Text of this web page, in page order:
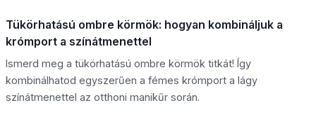
Tükörhatású ombre körmök: hogyan kombináljuk a
krómport a színátmenettel
Ismerd meg a tükörhatású ombre körmök titkát! Így
kombinálhatod egyszerűen a fémes krómport a lágy
színátmenettel az otthoni manikűr során.